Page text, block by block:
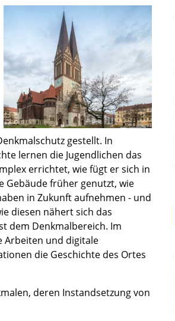
gestellt. In
lernen die Jugendlichen das
errichtet, wie fügt er sich in
Gebäude früher genutzt, wie
in Zukunft aufnehmen - und
diesen nähert sich das
dem Denkmalbereich. Im
Arbeiten und digitale
die Geschichte des Ortes
deren Instandsetzung von